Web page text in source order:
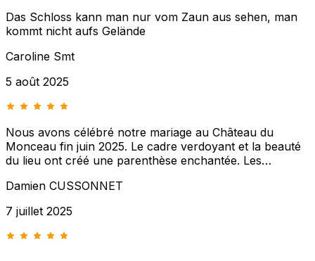
Das Schloss kann man nur vom Zaun aus sehen, man
kommt nicht aufs Gelände
Caroline Smt
5 août 2025
Nous avons célébré notre mariage au Château du
Monceau fin juin 2025. Le cadre verdoyant et la beauté
du lieu ont créé une parenthèse enchantée. Les
traiteur a parfaitement répondu à nos attentes. Grâce à
conditions. Merci Caroline&Damien
Damien CUSSONNET
7 juillet 2025